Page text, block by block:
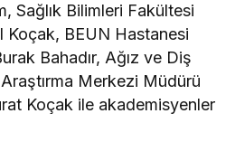
Sağlık Bilimleri Fakültesi
Koçak, BEUN Hastanesi
Bahadır, Ağız ve Diş
Merkezi Müdürü
Koçak ile akademisyenler